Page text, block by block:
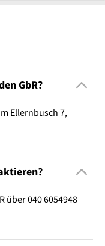
GbR?
Ellernbusch 7,
über 040 6054948